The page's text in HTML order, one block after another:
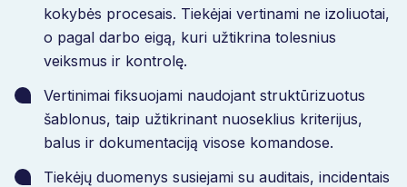
kokybės procesais. Tiekėjai vertinami ne izoliuotai,
o pagal darbo eigą, kuri užtikrina tolesnius
veiksmus ir kontrolę.
Vertinimai fiksuojami naudojant struktūrizuotus
šablonus, taip užtikrinant nuoseklius kriterijus,
balus ir dokumentaciją visose komandose.
Tiekėjų duomenys susiejami su auditais, incidentais